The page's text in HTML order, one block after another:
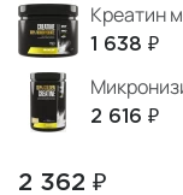
Креатин
1 638 ₽
2 616 ₽
2 362 ₽